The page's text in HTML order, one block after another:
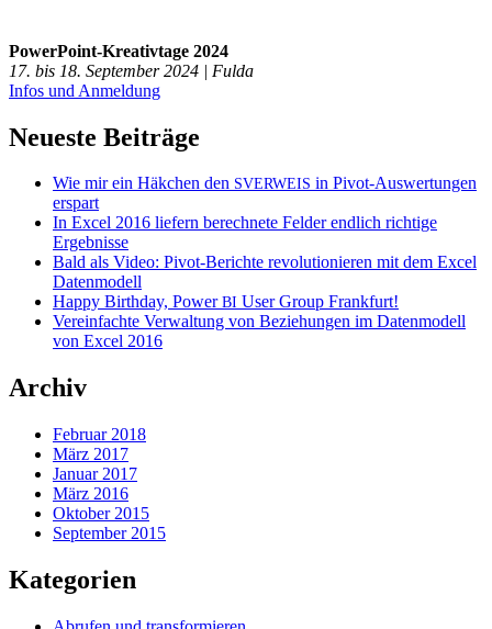
PowerPoint-Kreativtage 2024
17. bis 18. September 2024 | Fulda
Infos und Anmeldung
Neueste Beiträge
Wie mir ein Häkchen den SVERWEIS in Pivot-Auswertungen
erspart
In Excel 2016 liefern berechnete Felder endlich richtige
Ergebnisse
Bald als Video: Pivot-Berichte revolutionieren mit dem Excel
Datenmodell
Happy Birthday, PowerBI User Group Frankfurt!
Vereinfachte Verwaltung von Beziehungen im Datenmodell
von Excel 2016
Archiv
Februar 2018
März 2017
Januar 2017
März 2016
Oktober 2015
September 2015
Kategorien